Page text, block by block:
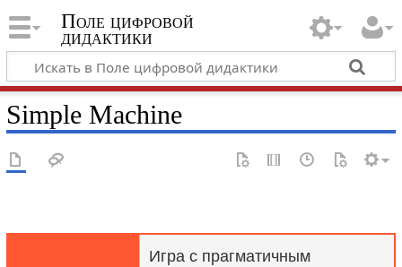
Поле цифровой
дидактики
Simple Machine
Игра с прагматичным